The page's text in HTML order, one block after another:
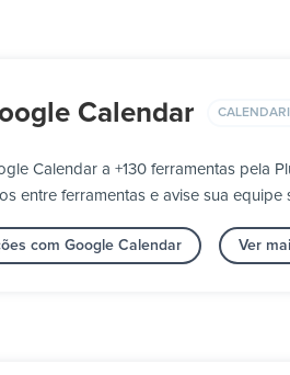
Calendar
Calendar a +130 ferramentas pela
entre ferramentas e avise sua
com Google Calendar Ver